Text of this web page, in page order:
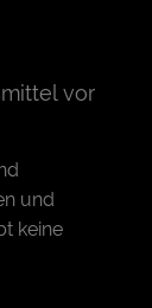
vor
und
keine